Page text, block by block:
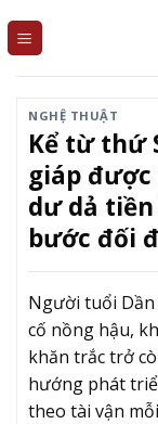
NGHỆ THUẬT
Kể từ thứ
giáp được
dư dả
bước đối
Người tuổi Dần
cố nồng hậu,
khăn trắc trở
hướng phát
theo tài vận